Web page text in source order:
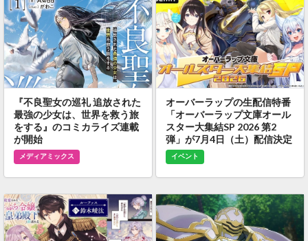
『不良聖女の巡礼 追放された
最強の少女は、世界を救う旅
をする』のコミカライズ連載
が開始
メディアミックス
オーバーラップの生配信特番
「オーバーラップ文庫オール
スター大集結SP 2026 第2
弾」が7月4日（土）配信決定
イベント